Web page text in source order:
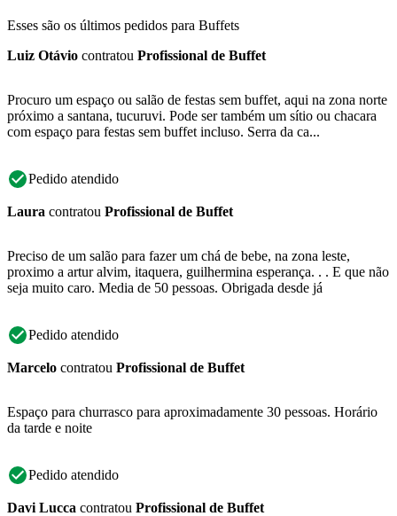
Esses são os últimos pedidos para Buffets
Luiz Otávio contratou Profissional de Buffet
Procuro um espaço ou salão de festas sem buffet, aqui na zona norte
próximo a santana, tucuruvi. Pode ser também um sítio ou chacara
com espaço para festas sem buffet incluso. Serra da ca...
Pedido atendido
Laura contratou Profissional de Buffet
Preciso de um salão para fazer um chá de bebe, na zona leste,
proximo a artur alvim, itaquera, guilhermina esperança. . . E que não
seja muito caro. Media de 50 pessoas. Obrigada desde já
Pedido atendido
Marcelo contratou Profissional de Buffet
Espaço para churrasco para aproximadamente 30 pessoas. Horário
da tarde e noite
Pedido atendido
Davi Lucca contratou Profissional de Buffet